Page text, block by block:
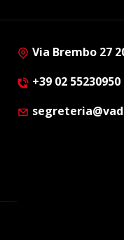
Via Brembo 27
+39 02 55230950